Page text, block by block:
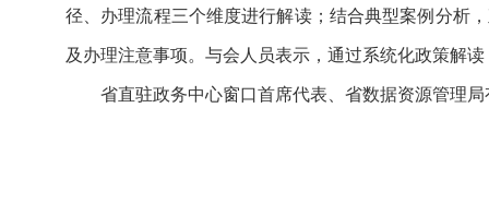
径、办理流程三个维度进行解读；结合典型案例分析
及办理注意事项。与会人员表示，通过系统化政策解
省直驻政务中心窗口首席代表、省数据资源管理